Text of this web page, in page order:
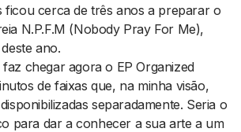
ficou cerca de três anos a preparar o
N.P.F.M (Nobody Pray For Me),
ano.
faz chegar agora o EPOrganized
de faixas que, na minha visão,
separadamente. Seria o
para dar a conhecer a sua arte a um